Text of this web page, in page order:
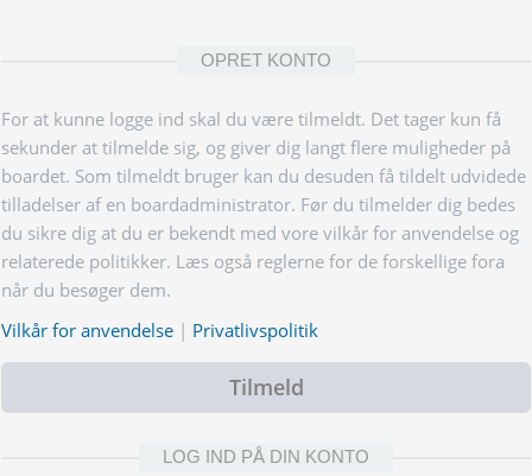
OPRET KONTO
For at kunne logge ind skal du være tilmeldt. Det tager kun få
sekunder at tilmelde sig, og giver dig langt flere muligheder på
boardet. Som tilmeldt bruger kan du desuden få tildelt udvidede
tilladelser af en boardadministrator. Før du tilmelder dig bedes
du sikre dig at du er bekendt med vore vilkår for anvendelse og
relaterede politikker. Læs også reglerne for de forskellige fora
når du besøger dem.
Vilkår for anvendelse | Privatlivspolitik
Tilmeld
LOG IND PÅ DIN KONTO